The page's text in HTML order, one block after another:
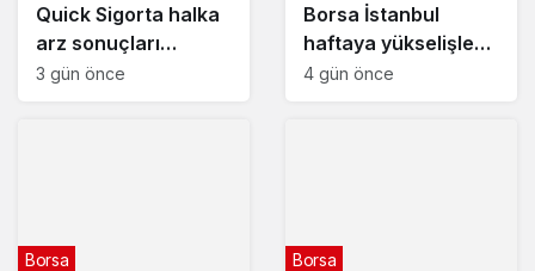
Quick Sigorta halka
arz sonuçları
açıklandı : Quick
3 gün önce
Borsa İstanbul
haftaya yükselişle
başladı – 3 Ağustos
4 gün önce
Borsa Borsa